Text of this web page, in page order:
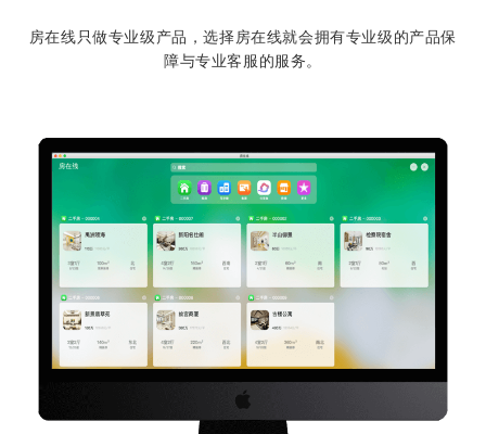
房在线只做专业级产品，选择房在线就会拥有专业级的产品保
障与专业客服的服务。